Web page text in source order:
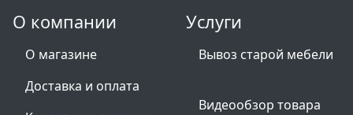
О компании
О магазине
Доставка и оплата
Услуги
Вывоз старой мебели
Видеообзор товара